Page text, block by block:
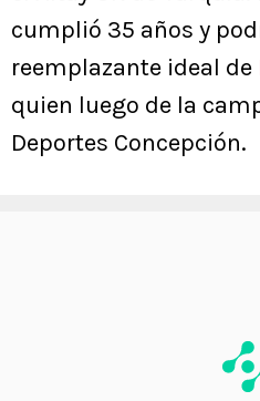
cumplió 35 años y
reemplazante ideal de
quien luego de la
Deportes Concepción.